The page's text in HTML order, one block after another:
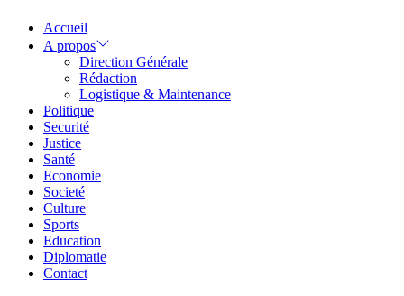
Accueil
A propos
Direction Générale
Rédaction
Logistique & Maintenance
Politique
Securité
Justice
Santé
Economie
Societé
Culture
Sports
Education
Diplomatie
Contact